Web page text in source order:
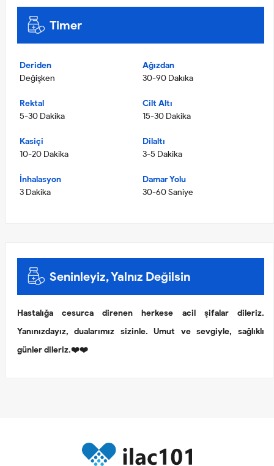
Timer
Deriden
Değişken
Ağızdan
30-90 Dakıka
Rektal
5-30 Dakika
Cilt Altı
15-30 Dakika
Kasiçi
10-20 Dakika
Dilaltı
3-5 Dakika
İnhalasyon
3 Dakika
Damar Yolu
30-60 Saniye
Seninleyiz, Yalnız Değilsin
Hastalığa cesurca direnen herkese acil şifalar dileriz.
Yanınızdayız, dualarımız sizinle. Umut ve sevgiyle, sağlıklı
günler dileriz.❤️❤️